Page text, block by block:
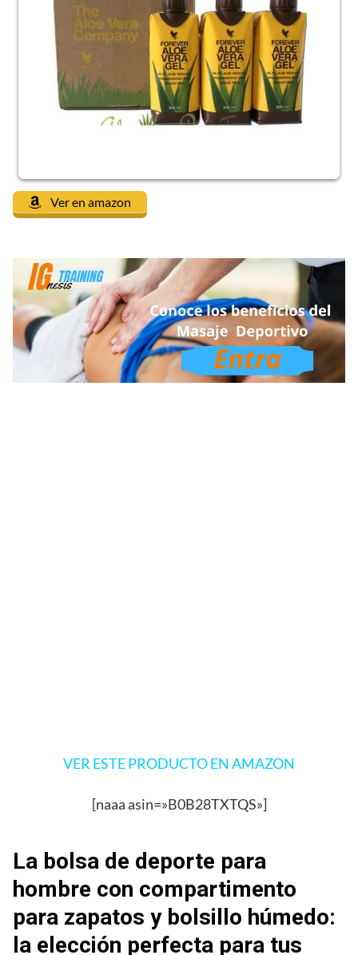
Ver en amazon
VER ESTE PRODUCTO EN AMAZON
[naaa asin=»B0B28TXTQS»]
La bolsa de deporte para
hombre con compartimento
para zapatos y bolsillo húmedo:
la elección perfecta para tus